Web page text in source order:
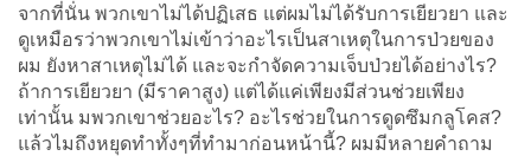
จากที่นั่น พวกเขาไม่ได้ปฏิเสธ แต่ผมไม่ได้รับการเยียวยา และ
ดูเหมือรว่าพวกเขาไม่เข้าว่าอะไรเป็นสาเหตุในการป่วยของ
ผม ยังหาสาเหตุไม่ได้ และจะกำจัดความเจ็บป่วยได้อย่างไร?
ถ้าการเยียวยา (มีราคาสูง) แต่ได้แค่เพียงมีส่วนช่วยเพียง
เท่านั้น มพวกเขาช่วยอะไร? อะไรช่วยในการดูดซึมกลูโคส?
แล้วไมถึงหยุดทำทั้งๆที่ทำมาก่อนหน้านี้? ผมมีหลายคำถาม